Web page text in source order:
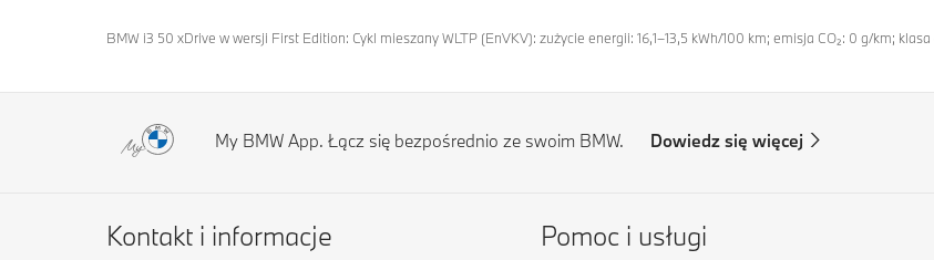
BMW i3 50 xDrive w wersji First Edition: Cykl mieszany WLTP (EnVKV): zużycie energii: 16,1–13,5 kWh/100 km; emisja CO₂: 0 g/km;
My BMW App. Łącz się bezpośrednio ze swoim BMW. Dowiedz się więcej
Kontakt i informacje Pomoc i usługi